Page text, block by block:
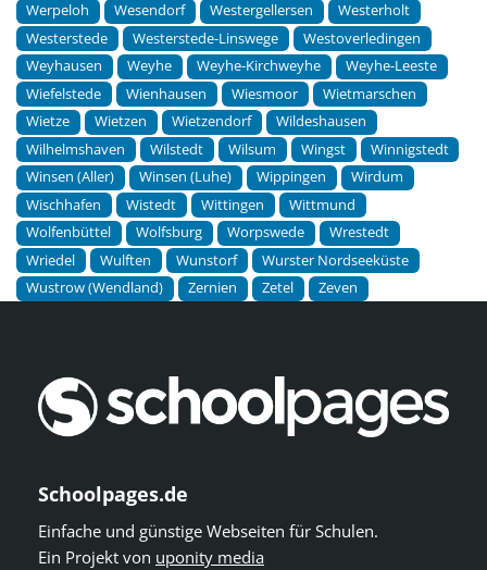
Werpeloh
Wesendorf Westergellersen
Westerholt
Westerstede
Westerstede-Linswege
Westoverledingen
Weyhausen
Weyhe Weyhe-Kirchweyhe
Weyhe-Leeste
Wiefelstede
Wienhausen Wiesmoor
Wietmarschen
Wietze
Wietzen Wietzendorf
Wildeshausen
Wilhelmshaven
Wilstedt Wilsum Wingst
Winnigstedt
Winsen (Aller)
Winsen (Luhe) Wippingen
Wirdum
Wischhafen
Wistedt Wittingen
Wittmund
Wolfenbüttel
Wolfsburg Worpswede
Wrestedt
Wriedel
Wulften Wunstorf
Wurster Nordseeküste
Wustrow (Wendland)
Zernien Zetel Zeven
Schoolpages.de
Einfache und günstige Webseiten für Schulen.
Ein Projekt von uponity media